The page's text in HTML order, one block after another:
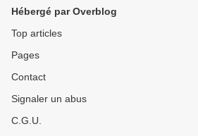
Hébergé par Overblog
Top articles
Pages
Contact
Signaler un abus
C.G.U.